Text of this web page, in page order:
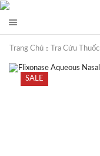
Trang Chủ Tra Cứu Thuốc
SALE